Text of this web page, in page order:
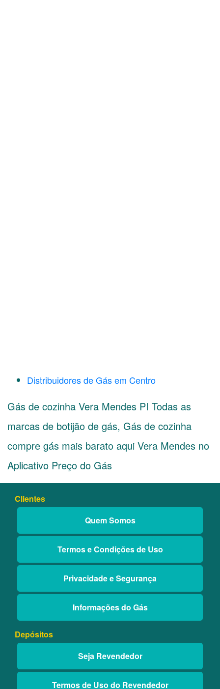
Distribuidores de Gás em Centro
Gás de cozinha Vera Mendes PI Todas as
marcas de botijão de gás, Gás de cozinha
compre gás mais barato aqui Vera Mendes no
Aplicativo Preço do Gás
Clientes
Quem Somos
Termos e Condições de Uso
Privacidade e Segurança
Informações do Gás
Depósitos
Seja Revendedor
Termos de Uso do Revendedor